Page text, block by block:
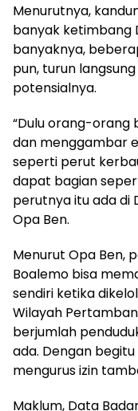
Menurutnya,
banyak ketimbang
banyaknya,
pun, turun
potensialnya.
“Dulu orang-orang
dan menggambar
seperti perut
dapat bagian
perutnya itu ada di
Opa Ben.
Menurut Opa Ben,
Boalemo bisa
sendiri ketika
Wilayah
berjumlah
ada. Dengan
mengurus izin
Maklum, Data